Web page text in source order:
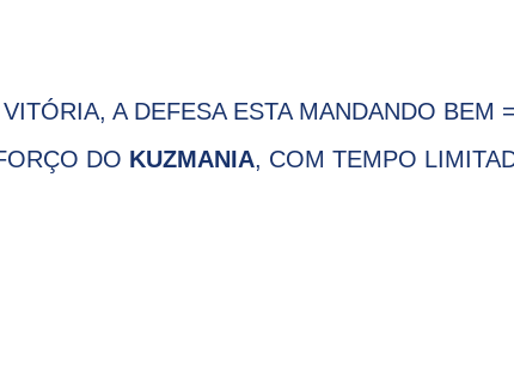
A DEFESA ESTA MANDANDO BEM
DO KUZMANIA, COM TEMPO